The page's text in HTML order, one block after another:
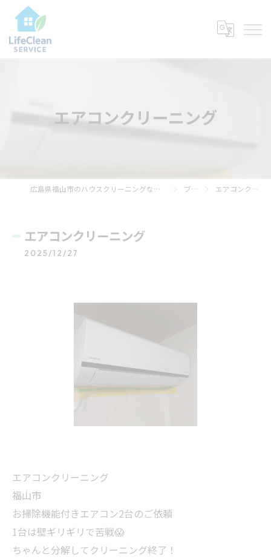
エアコンクリーニング
広島県福山市のハウスクリーニングならライフ・クリーン・サービス ブログ エアコンクリーニング
エアコンクリーニング
2025/12/27
エアコンクリーニング
福山市
お掃除機能付きエアコン2台のご依頼
1台は壁ギリギリで苦戦😱
ちゃんと分解してクリーニング終了！